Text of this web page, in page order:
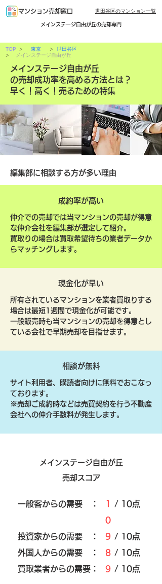
マンション売却窓口 世田谷区のマンション一覧
メインステージ自由が丘の売却専門
TOP > 東京
>
>
メインステージ自由が丘
世田谷区
メインステージ自由が丘
の売却成功率を高める方法とは？
早く！高く！売るための特集
編集部に相談する方が多い理由
成約率が高い
仲介での売却では当マンションの売却が得意
な仲介会社を編集部が選定して紹介。
買取りの場合は買取希望待ちの業者データか
らマッチングします。
現金化が早い
所有されているマンションを業者買取りする
場合は最短1週間で現金化が可能です。
一般販売時も当マンションの売却を得意とし
ている会社で早期売却を目指せます。
相談が無料
サイト利用者、購読者向けに無料でおこなっ
ております。
​※売却ご成約時などは売買契約を行う不動産
会社への仲介手数料が発生します。
メインステージ自由が丘
売却スコア
​一般客からの需要 ：
1
0
/ 10点
​投資家からの需要 ： 9 / 10点
外国人からの需要 ：
8 / 10点
買取業者からの需要：
9 / 10点